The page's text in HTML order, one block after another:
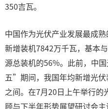
350吉瓦。
中国作为光伏产业发展最成
新增装机7842万千瓦，基本
源总装机的56%。此前，中
五”期间，我国年均新增光
之间。在7月20日上午举行的
顾与下半年形势展望研讨会